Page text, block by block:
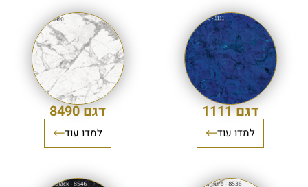
דגם 1111
למדו עוד
דגם 8490
למדו עוד